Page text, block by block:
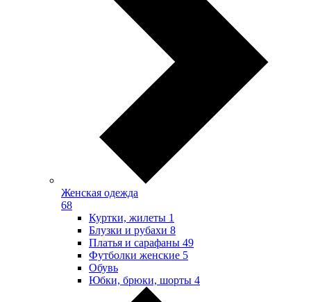
Женская одежда
68
Куртки, жилеты 1
Блузки и рубахи 8
Платья и сарафаны 49
Футболки женские 5
Обувь
Юбки, брюки, шорты 4